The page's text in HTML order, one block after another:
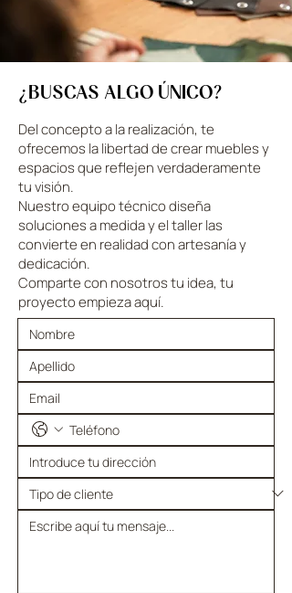
¿BUSCAS ALGO ÚNICO?
Del concepto a la realización, te
ofrecemos la libertad de crear muebles y
espacios que reflejen verdaderamente
tu visión.
Nuestro equipo técnico diseña
soluciones a medida y el taller las
convierte en realidad con artesanía y
dedicación.
Comparte con nosotros tu idea, tu
proyecto empieza aquí.